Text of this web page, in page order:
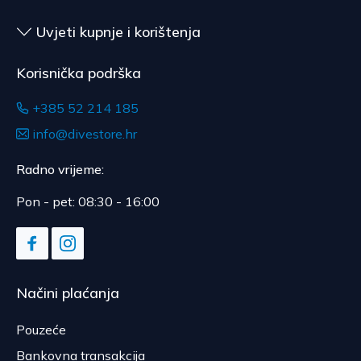
Uvjeti kupnje i korištenja
Korisnička podrška
+385 52 214 185
info@divestore.hr
Radno vrijeme:
Pon - pet: 08:30 - 16:00
Načini plaćanja
Pouzeće
Bankovna transakcija